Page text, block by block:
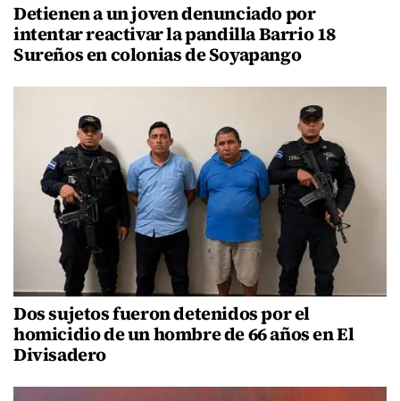
Detienen a un joven denunciado por
intentar reactivar la pandilla Barrio 18
Sureños en colonias de Soyapango
Dos sujetos fueron detenidos por el
homicidio de un hombre de 66 años en El
Divisadero